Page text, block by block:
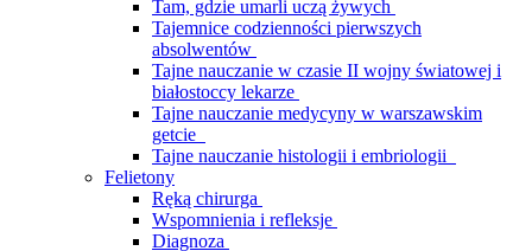
Tam, gdzie umarli uczą żywych
Tajemnice codzienności pierwszych
absolwentów
Tajne nauczanie w czasie II wojny światowej i
białostoccy lekarze
Tajne nauczanie medycyny w warszawskim
getcie
Tajne nauczanie histologii i embriologii
Felietony
Ręką chirurga
Wspomnienia i refleksje
Diagnoza